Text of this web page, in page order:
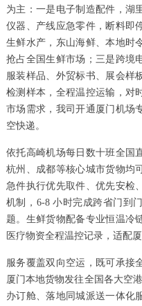
为主：一是电子制造配件，湖
仪器、产线应急零件，断料即
生鲜水产，东山海鲜、本地时
抢占全国生鲜市场；三是跨境
服装样品、外贸标书、展会样
检测样本，全程温控运输，对
市场需求，我司开通厦门机场
空快递。
依托高崎机场每日数十班全国
杭州、成都等核心城市货物均
急件执行优先取件、优先安检
机制，6-8 小时完成跨省门到
题。生鲜货物配备专业恒温冷
医疗物资全程温控记录，适配
服务覆盖双向空运，既可承接
厦门本地货物发往全国各大空
办订舱、落地同城派送一体化